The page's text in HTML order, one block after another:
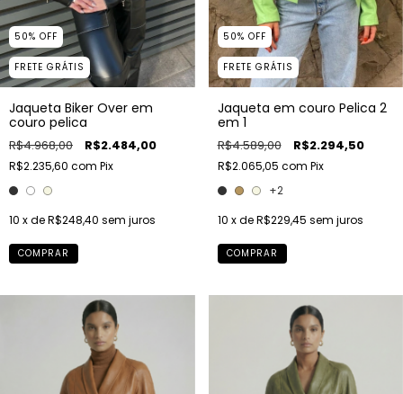
50% OFF
FRETE GRÁTIS
Jaqueta Biker Over em
couro pelica
R$4.968,00 R$2.484,00
R$2.235,60 com Pix
10 x deR$248,40 sem juros
COMPRAR
50% OFF
FRETE GRÁTIS
Jaqueta em couro Pelica 2
em 1
R$4.589,00 R$2.294,50
R$2.065,05 com Pix
+2
10 x deR$229,45 sem juros
COMPRAR